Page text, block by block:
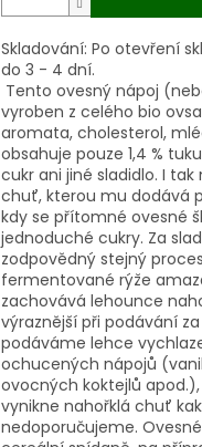
Skladování: Po otevření
do 3 - 4 dní.
Tento ovesný nápoj
vyroben z celého bio
aromata, cholesterol,
obsahuje pouze 1,4 %
cukr ani jiné sladidlo. I
chuť, kterou mu dodává
kdy se přítomné ovesné
jednoduché cukry. Za
zodpovědný stejný
fermentované rýže
zachovává lehounce
výraznější při podávání
podáváme lehce
ochucených nápojů
ovocných koktejlů
vynikne nahořklá chuť
nedoporučujeme.